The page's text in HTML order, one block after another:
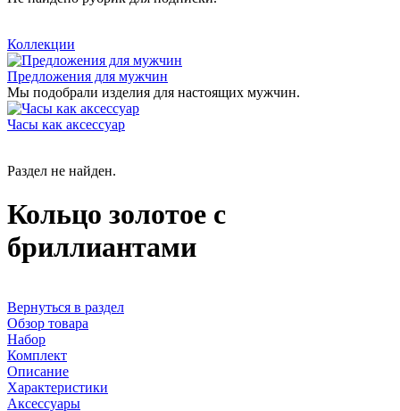
Коллекции
Предложения для мужчин
Мы подобрали изделия для настоящих мужчин.
Часы как аксессуар
Раздел не найден.
Кольцо золотое с
бриллиантами
Вернуться в раздел
Обзор товара
Набор
Комплект
Описание
Характеристики
Аксессуары